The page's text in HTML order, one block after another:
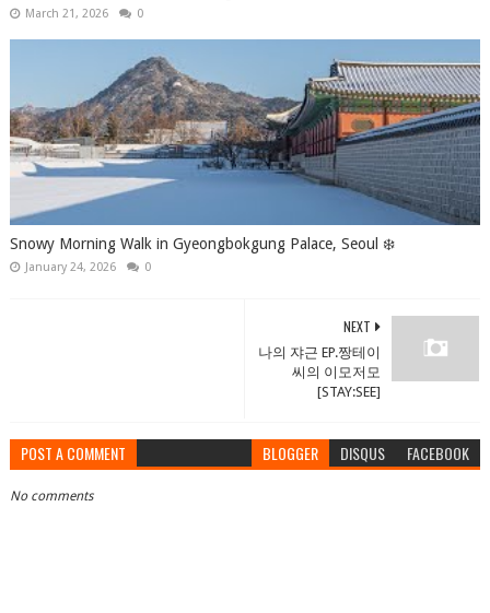
March 21, 2026 0
Snowy Morning Walk in Gyeongbokgung Palace, Seoul ❄️
January 24, 2026 0
NEXT
나의 쟈근 EP.짱테이
씨의 이모저모
[STAY:SEE]
POST A COMMENT BLOGGER DISQUS FACEBOOK
No comments